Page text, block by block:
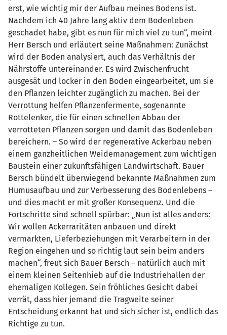
erst, wie wichtig mir der Aufbau meines Bodens ist.
Nachdem ich 40 Jahre lang aktiv dem Bodenleben
geschadet habe, gibt es nun für mich viel zu tun“, meint
Herr Bersch und erläutert seine Maßnahmen: Zunächst
wird der Boden analysiert, auch das Verhältnis der
Nährstoffe untereinander. Es wird Zwischenfrucht
ausgesät und locker in den Boden eingearbeitet, um sie
den Pflanzen leichter zugänglich zu machen. Bei der
Verrottung helfen Pflanzenfermente, sogenannte
Rottelenker, die für einen schnellen Abbau der
verrotteten Pflanzen sorgen und damit das Bodenleben
bereichern. – So wird der regenerative Ackerbau neben
einem ganzheitlichen Weidemanagement zum wichtigen
Baustein einer zukunftsfähigen Landwirtschaft. Bauer
Bersch bündelt überwiegend bekannte Maßnahmen zum
Humusaufbau und zur Verbesserung des Bodenlebens –
und dies macht er mit großer Konsequenz. Und die
Fortschritte sind schnell spürbar: „Nun ist alles anders:
Wir wollen Ackerraritäten anbauen und direkt
vermarkten, Lieferbeziehungen mit Verarbeitern in der
Region eingehen und so richtig laut sein beim anders
machen“, freut sich Bauer Bersch – natürlich auch mit
einem kleinen Seitenhieb auf die Industriehallen der
ehemaligen Kollegen. Sein fröhliches Gesicht dabei
verrät, dass hier jemand die Tragweite seiner
Entscheidung erkannt hat und sich sicher ist, endlich das
Richtige zu tun.